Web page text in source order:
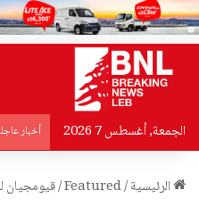
الجمعة, أغسطس 7 2026 أخبار
الرئيسية/
Featured
/قيومجيان